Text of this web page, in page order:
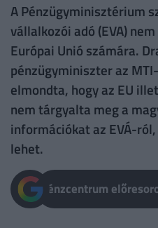
A Pénzügyminisztérium
vállalkozói adó (EVA)
Európai Unió számára.
pénzügyminiszter az
elmondta, hogy az EU
nem tárgyalta meg a
információkat az EVÁ-
lehet.
Pénzcentrum